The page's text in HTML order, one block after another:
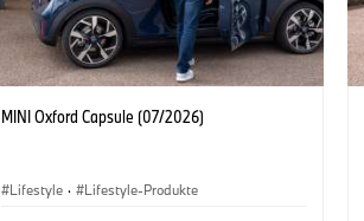
MINI Oxford Capsule (07/2026)
Lifestyle · Lifestyle-Produkte